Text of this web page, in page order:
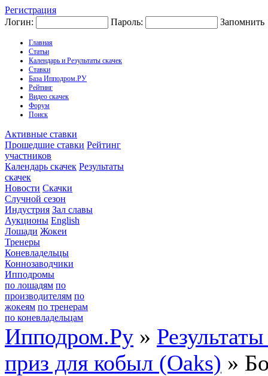
Регистрация
Логин:
Пароль: Запомнить
Главная
Статьи
Календарь и Результаты скачек
Ставки
База Ипподром.РУ
Рейтинг
Видео скачек
Форум
Поиск
Активные ставки
Прошедшие ставки Рейтинг
участников
Календарь скачек Результаты
скачек
Новости Скачки
Случной сезон
Индустрия Зал славы
Аукционы English
Лошади Жокеи
Тренеры
Коневладельцы
Коннозаводчики
Ипподромы
по лошадям по
производителям по
жокеям по тренерам
по коневладельцам
Ипподром.Ру »
приз для кобыл (Oaks) »